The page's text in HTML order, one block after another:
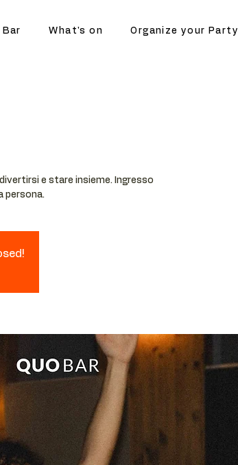
Bar What's on Organize your Party
e stare insieme. Ingresso
persona.